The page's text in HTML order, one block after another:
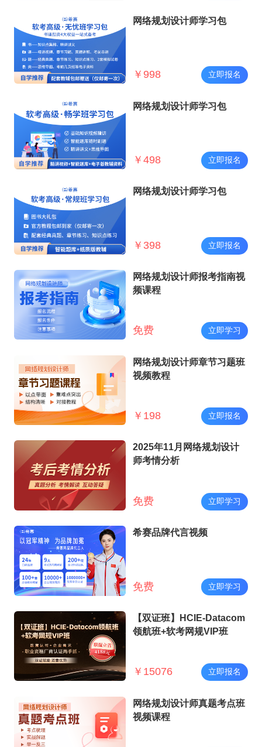
网络规划设计师学习包
￥ 998 立即报名
网络规划设计师学习包
￥ 498 立即报名
网络规划设计师学习包
￥ 398 立即报名
网络规划设计师报考指南视
频课程
免费 立即学习
网络规划设计师章节习题班
视频教程
￥ 198 立即报名
2025年11月网络规划设计
师考情分析
免费 立即学习
希赛品牌代言视频
免费 立即学习
【双证班】HCIE-Datacom
领航班+软考网规VIP班
￥ 15076 立即报名
网络规划设计师真题考点班
视频课程